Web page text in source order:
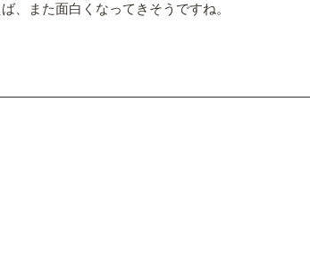
、また面白くなってきそうですね。